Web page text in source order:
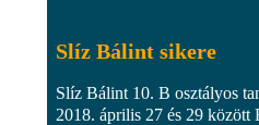
Slíz Bálint sikere
Slíz Bálint 10. B osztályos
2018. április 27 és 29 között